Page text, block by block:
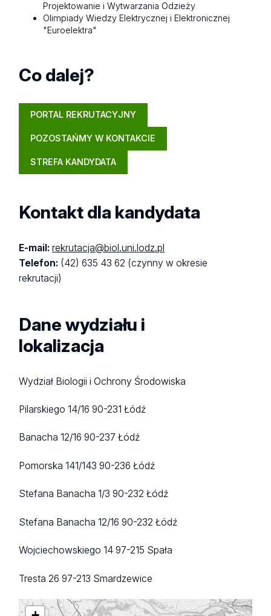
Projektowanie i Wytwarzania Odzieży
Olimpiady Wiedzy Elektrycznej i Elektronicznej
"Euroelektra"
Co dalej?
PORTAL REKRUTACYJNY
POZOSTAŃMY W KONTAKCIE
STREFA KANDYDATA
Kontakt dla kandydata
E-mail: rekrutacja@biol.uni.lodz.pl
Telefon: (42) 635 43 62 (czynny w okresie
rekrutacji)
Dane wydziału i
lokalizacja
Wydział Biologii i Ochrony Środowiska
Pilarskiego 14/1690-231 Łódź
Banacha 12/1690-237 Łódź
Pomorska 141/14390-236 Łódź
Stefana Banacha 1/390-232 Łódź
Stefana Banacha 12/1690-232 Łódź
Wojciechowskiego 1497-215 Spała
Tresta 2697-213 Smardzewice